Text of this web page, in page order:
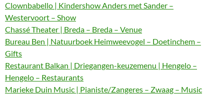
Clownbabello | Kindershow Anders met Sander –
Westervoort – Show
Chassé Theater | Breda – Breda – Venue
Bureau Ben | Natuurboek Heimweevogel – Doetinchem –
Gifts
Restaurant Balkan | Driegangen-keuzemenu | Hengelo –
Hengelo – Restaurants
Marieke Duin Music | Pianiste/Zangeres – Zwaag – Music